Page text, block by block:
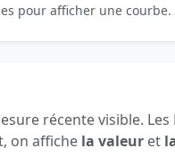
pour afficher une courbe.
récente visible.
on affiche la valeur et